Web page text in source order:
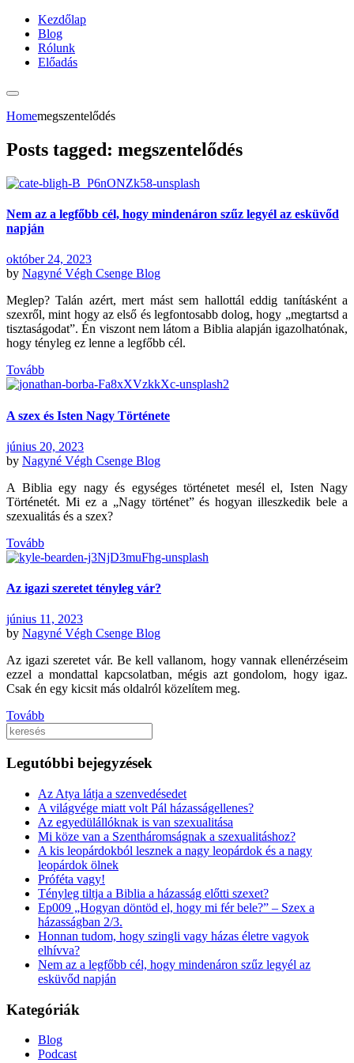
Kezdőlap
Blog
Rólunk
Előadás
Homemegszentelődés
Posts tagged: megszentelődés
Nem az a legfőbb cél, hogy mindenáron szűz legyél az esküvőd
napján
október 24, 2023
by Nagyné Végh Csenge Blog
Meglep? Talán azért, mert mást sem hallottál eddig tanításként a
szexről, mint hogy az első és legfontosabb dolog, hogy „megtartsd a
tisztaságodat”. Én viszont nem látom a Biblia alapján igazolhatónak,
hogy tényleg ez lenne a legfőbb cél.
Tovább
A szex és Isten Nagy Története
június 20, 2023
by Nagyné Végh Csenge Blog
A Biblia egy nagy és egységes történetet mesél el, Isten Nagy
Történetét. Mi ez a „Nagy történet” és hogyan illeszkedik bele a
szexualitás és a szex?
Tovább
Az igazi szeretet tényleg vár?
június 11, 2023
by Nagyné Végh Csenge Blog
Az igazi szeretet vár. Be kell vallanom, hogy vannak ellenérzéseim
ezzel a mondattal kapcsolatban, mégis azt gondolom, hogy igaz.
Csak én egy kicsit más oldalról közelítem meg.
Tovább
Keresés
Legutóbbi bejegyzések
Az Atya látja a szenvedésedet
A világvége miatt volt Pál házasságellenes?
Az egyedülállóknak is van szexualitása
Mi köze van a Szentháromságnak a szexualitáshoz?
A kis leopárdokból lesznek a nagy leopárdok és a nagy
leopárdok ölnek
Próféta vagy!
Tényleg tiltja a Biblia a házasság előtti szexet?
Ep009 „Hogyan döntöd el, hogy mi fér bele?” – Szex a
házasságban 2/3.
Honnan tudom, hogy szingli vagy házas életre vagyok
elhívva?
Nem az a legfőbb cél, hogy mindenáron szűz legyél az
esküvőd napján
Kategóriák
Blog
Podcast